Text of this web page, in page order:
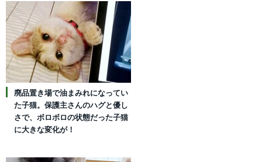
廃品置き場で油まみれになってい
た子猫。保護主さんのハグと優し
さで、ボロボロの状態だった子猫
に大きな変化が！